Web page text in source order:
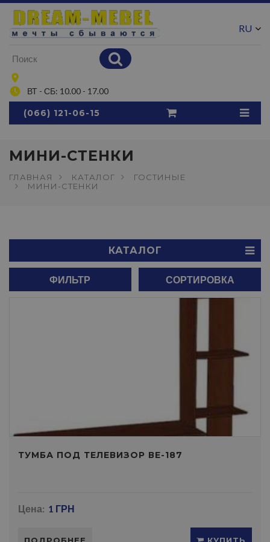
ВТ - СБ: 10.00 - 17.00
RU
(066) 121-06-15
МИНИ-СТЕНКИ
ГЛАВНАЯ КАТАЛОГ
ГОСТИНЫЕ
МИНИ-СТЕНКИ
КАТАЛОГ
ФИЛЬТР СОРТИРОВКА
ТУМБА ПОД ТЕЛЕВИЗОР ВЕ-187
Цена: 1 ГРН